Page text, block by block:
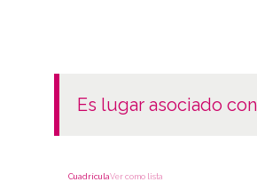
es lugar asociado con
CuadrículaVer como lista